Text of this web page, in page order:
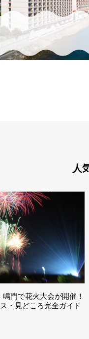
人
鳴門で花火大会が開催！
・見どころ完全ガイド